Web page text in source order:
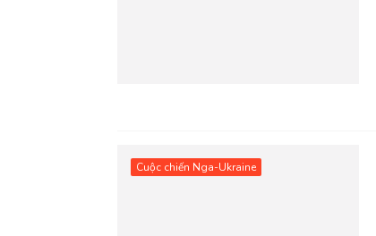
Cuộc chiến Nga-Ukraine